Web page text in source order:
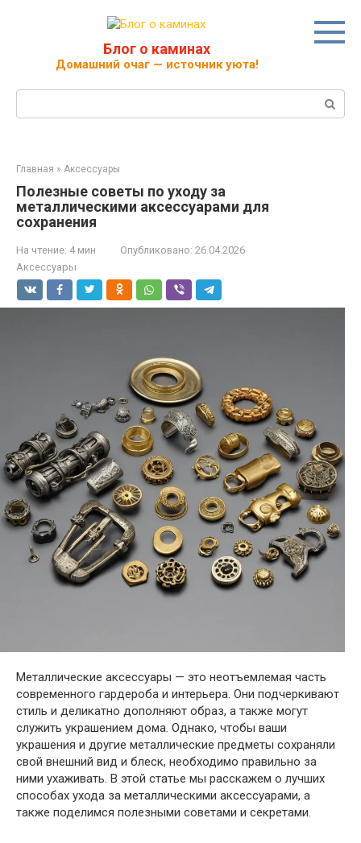
Блог о каминах
Домашний очаг — источник уюта!
Главная » Аксессуары
Полезные советы по уходу за
металлическими аксессуарами для
сохранения
На чтение: 4 мин Опубликовано: 26.04.2026
Аксессуары
Металлические аксессуары — это неотъемлемая часть
современного гардероба и интерьера. Они подчеркивают
стиль и деликатно дополняют образ, а также могут
служить украшением дома. Однако, чтобы ваши
украшения и другие металлические предметы сохраняли
свой внешний вид и блеск, необходимо правильно за
ними ухаживать. В этой статье мы расскажем о лучших
способах ухода за металлическими аксессуарами, а
также поделимся полезными советами и секретами.